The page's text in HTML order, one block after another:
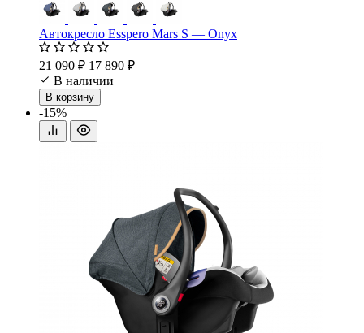
Автокресло Esspero Mars S — Onyx
21 090 ₽ 17 890 ₽
В наличии
В корзину
-15%